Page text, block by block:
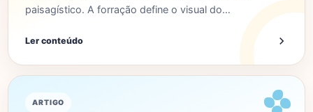
paisagístico. A forração define o visual do…
Ler conteúdo
ARTIGO